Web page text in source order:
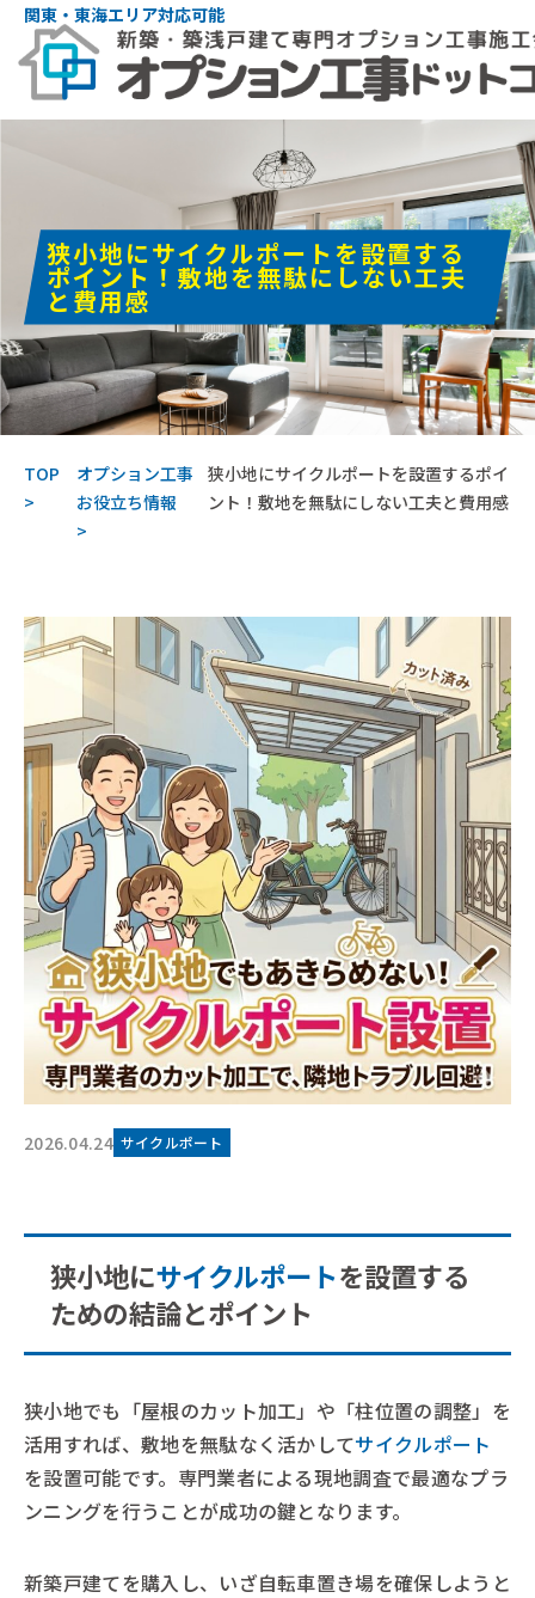
関東・東海エリア対応可能
狭小地にサイクルポートを設置する
ポイント！敷地を無駄にしない工夫
と費用感
TOP
オプション工事
お役立ち情報
狭小地にサイクルポートを設置するポイ
ント！敷地を無駄にしない工夫と費用感
2026.04.24 サイクルポート
狭小地にサイクルポートを設置する
ための結論とポイント
狭小地でも「屋根のカット加工」や「柱位置の調整」を
活用すれば、敷地を無駄なく活かしてサイクルポート
を設置可能です。専門業者による現地調査で最適なプラ
ンニングを行うことが成功の鍵となります。
新築戸建てを購入し、いざ自転車置き場を確保しようと